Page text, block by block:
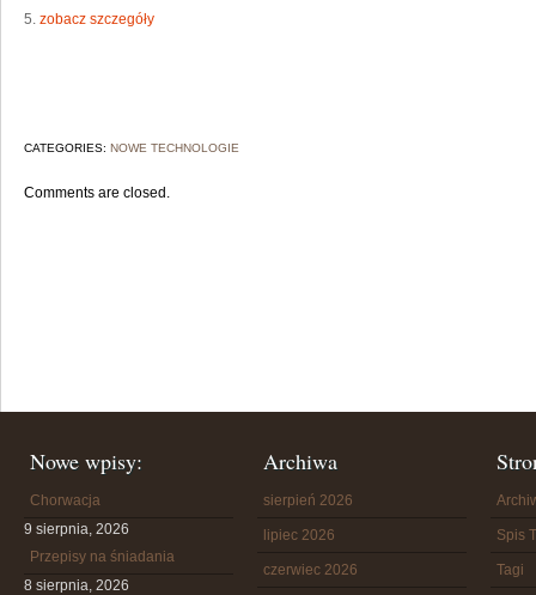
5. zobacz szczegóły
CATEGORIES: NOWE TECHNOLOGIE
Comments are closed.
Nowe wpisy:
Chorwacja
9 sierpnia, 2026
Przepisy na śniadania
8 sierpnia, 2026
Archiwa
sierpień 2026
lipiec 2026
czerwiec 2026
Spis
Tagi